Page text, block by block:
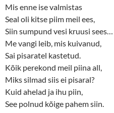
Mis enne ise valmistas
Seal oli kitse piim meil ees,
Siin sumpund vesi kruusi sees…
Me vangi leib, mis kuivanud,
Sai pisaratel kastetud.
Kõik perekond meil piina all,
Miks silmad siis ei pisaral?
Kuid ahelad ja ihu piin,
See polnud kõige pahem siin.